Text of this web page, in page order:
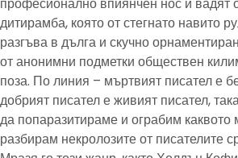
професионално впиянчен нос и вадят
дитирамба, която от стегнато навито
разгъва в дълга и скучно
от анонимни подметки обществен
поза. По линия – мъртвият писател е
добрият писател е живият писател,
да попаразитираме и ограбим каквото
разбирам некролозите от писателите